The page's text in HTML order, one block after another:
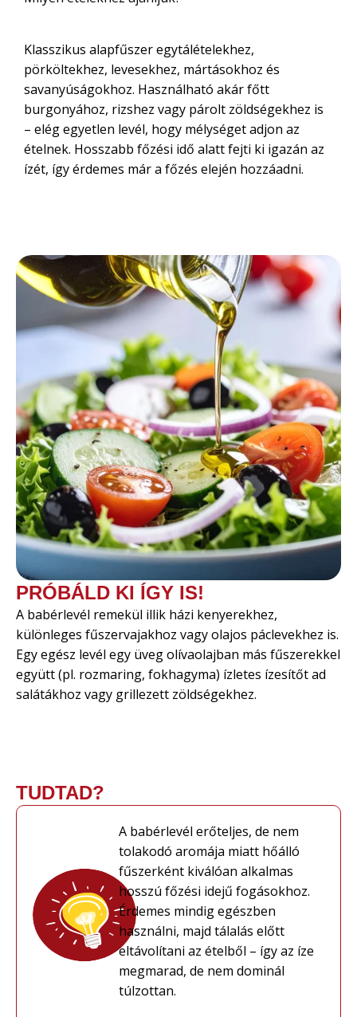
Klasszikus alapfűszer egytálételekhez,
pörköltekhez, levesekhez, mártásokhoz és
savanyúságokhoz. Használható akár főtt
burgonyához, rizshez vagy párolt zöldségekhez is
– elég egyetlen levél, hogy mélységet adjon az
ételnek. Hosszabb főzési idő alatt fejti ki igazán az
ízét, így érdemes már a főzés elején hozzáadni.
PRÓBÁLD KI ÍGY IS!
A babérlevél remekül illik házi kenyerekhez,
különleges fűszervajakhoz vagy olajos páclevekhez is.
Egy egész levél egy üveg olívaolajban más fűszerekkel
együtt (pl. rozmaring, fokhagyma) ízletes ízesítőt ad
salátákhoz vagy grillezett zöldségekhez.
TUDTAD?
A babérlevél erőteljes, de nem
tolakodó aromája miatt hőálló
fűszerként kiválóan alkalmas
hosszú főzési idejű fogásokhoz.
Érdemes mindig egészben
használni, majd tálalás előtt
eltávolítani az ételből – így az íze
megmarad, de nem dominál
túlzottan.